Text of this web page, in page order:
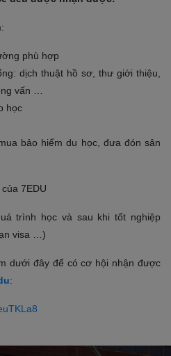
phù hợp
dịch thuật hồ sơ, thư giới thiệu,
vấn …
học
bảo hiểm du học, đưa đón sân
7EDU
trình học và sau khi tốt nghiệp
visa …)
dưới đây để có cơ hội nhận được
: